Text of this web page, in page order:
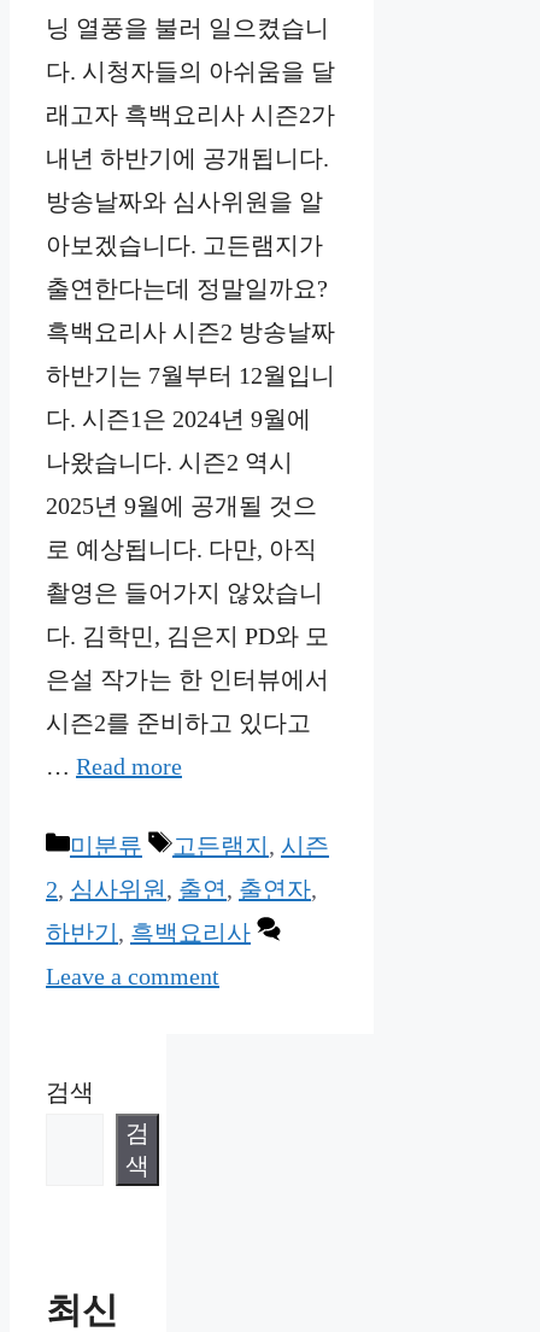
닝 열풍을 불러 일으켰습니
다. 시청자들의 아쉬움을 달
래고자 흑백요리사 시즌2가
내년 하반기에 공개됩니다.
방송날짜와 심사위원을 알
아보겠습니다. 고든램지가
출연한다는데 정말일까요?
흑백요리사 시즌2 방송날짜
하반기는 7월부터 12월입니
다. 시즌1은 2024년 9월에
나왔습니다. 시즌2 역시
2025년 9월에 공개될 것으
로 예상됩니다. 다만, 아직
촬영은 들어가지 않았습니
다. 김학민, 김은지 PD와 모
은설 작가는 한 인터뷰에서
시즌2를 준비하고 있다고
… Read more
Categories
미분류 Tags
고든램지 , 시즌
2, 심사위원 , 출연, 출연자,
하반기 , 흑백요리사
Leave a comment
검색
검
색
최신